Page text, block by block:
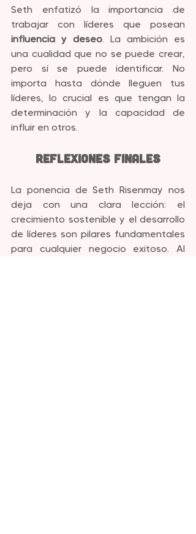
Seth enfatizó la importancia de
influencia y deseo. La ambición es
una cualidad que no se puede crear,
pero sí se puede identificar. No
importa hasta dónde lleguen tus
líderes, lo crucial es que tengan la
determinación y la capacidad de
influir en otros.
Reflexiones Finales
La ponencia de Seth Risenmay nos
deja con una clara lección: el
crecimiento sostenible y el desarrollo
de líderes son pilares fundamentales
para cualquier negocio exitoso. Al